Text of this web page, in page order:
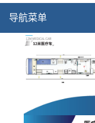
导航菜单